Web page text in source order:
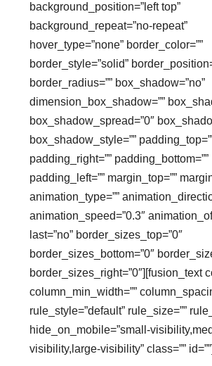
background_position=”left top”
background_repeat=”no-repeat”
hover_type=”none” border_color=””
border_style=”solid”
border_radius=”” box_shadow=”no”
dimension_box_shadow=””
box_shadow_spread=”0″
box_shadow_style=””
padding_right=”” padding_bottom=””
padding_left=”” margin_top=””
animation_type=””
animation_speed=”0.3″
last=”no” border_sizes_top=”0″
border_sizes_bottom=”0″
border_sizes_right=”0″][fusion_text
column_min_width=””
rule_style=”default” rule_size=””
hide_on_mobile=”small-
visibility,large-visibility” class=”” id=””]